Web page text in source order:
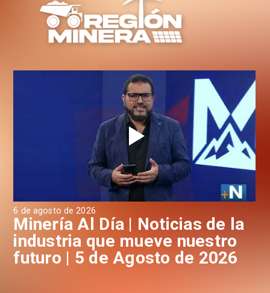
6 de agosto de 2026
Minería Al Día | Noticias de la
industria que mueve nuestro
futuro | 5 de Agosto de 2026